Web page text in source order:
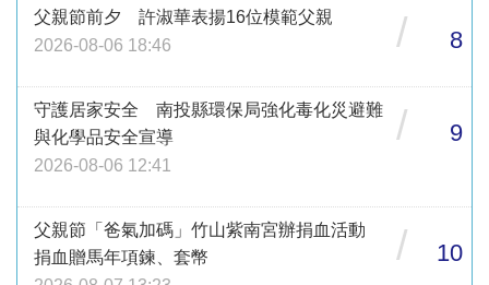
父親節前夕 許淑華表揚16位模範父親
2026-08-06 18:46
/ 8
守護居家安全 南投縣環保局強化毒化災避難
與化學品安全宣導
2026-08-06 12:41
/ 9
父親節「爸氣加碼」竹山紫南宮辦捐血活動
捐血贈馬年項鍊、套幣
/ 10